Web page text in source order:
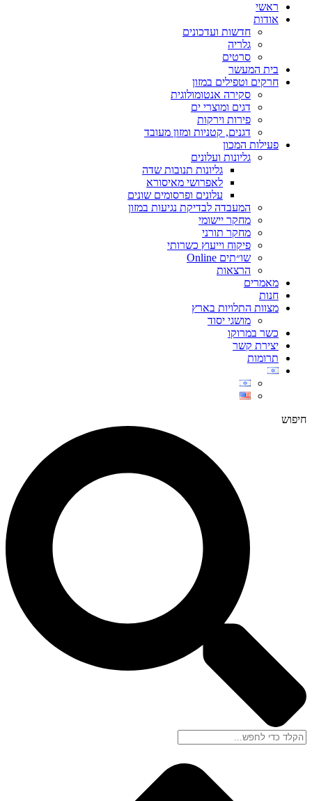
ראשי
אודות
חדשות ועדכונים
גלריה
סרטים
בית המעשר
חרקים וטפילים במזון
סקירה אנטומולוגית
דגים ומוצרי ים
פירות וירקות
דגנים, קטניות ומזון מעובד
פעילות המכון
גליונות ועלונים
גליונות תנובות שדה
לאפרושי מאיסורא
עלונים ופרסומים שונים
המעבדה לבדיקת נגיעות במזון
מחקר יישומי
מחקר תורני
פיקוח וייעוץ כשרותי
שו״תים Online
הרצאות
מאמרים
חנות
מצוות התלויות בארץ
מושגי יסוד
כשר במרוקו
יצירת קשר
תרומות
חיפוש